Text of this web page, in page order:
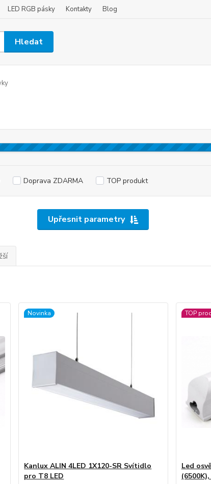
LED RGB pásky Kontakty Blog
Hledat
Upřesnit parametry
Doprava ZDARMA TOP produkt
Novinka
Kanlux ALIN 4LED 1X120-SR Svítidlo
pro T8 LED
TOP
Led